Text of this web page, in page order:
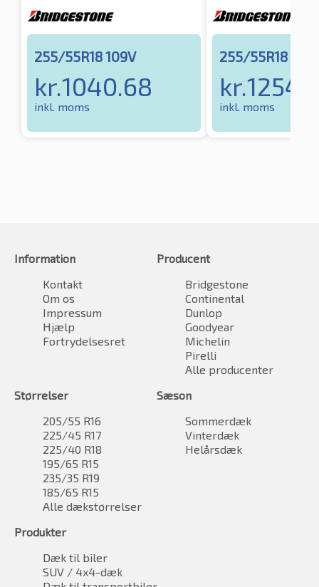
255/55R18 109V
kr.1040.68
inkl. moms
255/55R18
kr.
inkl. moms
Information
Kontakt
Om os
Impressum
Hjælp
Fortrydelsesret
Producent
Bridgestone
Continental
Dunlop
Goodyear
Michelin
Pirelli
Alle producenter
Størrelser
205/55 R16
225/45 R17
225/40 R18
195/65 R15
235/35 R19
185/65 R15
Alle dækstørrelser
Sæson
Sommerdæk
Vinterdæk
Helårsdæk
Produkter
Dæk til biler
SUV / 4x4-dæk